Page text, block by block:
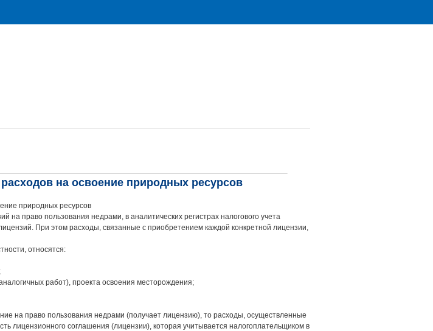
на освоение природных ресурсов
природных ресурсов
право пользования недрами, в аналитических регистрах налогового учета
При этом расходы, связанные с приобретением каждой конкретной лицензии,
относятся:
работ), проекта освоения месторождения;
на право пользования недрами (получает лицензию), то расходы, осуществленные
лицензионного соглашения (лицензии), которая учитывается налогоплательщиком в